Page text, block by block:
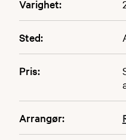
Varighet:
Sted:
Pris:
Arrangør: